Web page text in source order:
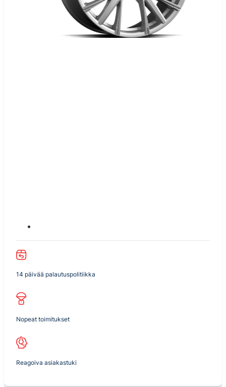
14 päivää palautuspolitiikka
Nopeat toimitukset
Reagoiva asiakastuki